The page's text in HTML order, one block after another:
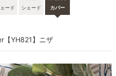
ード
シェード
カバー
【YH821】ニザ